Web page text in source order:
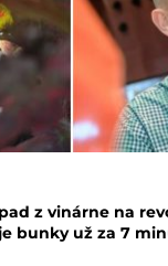
z vinárne na
bunky už za 7